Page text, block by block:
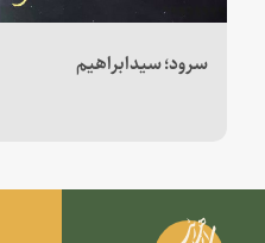
سرود؛ سیدابراهیم